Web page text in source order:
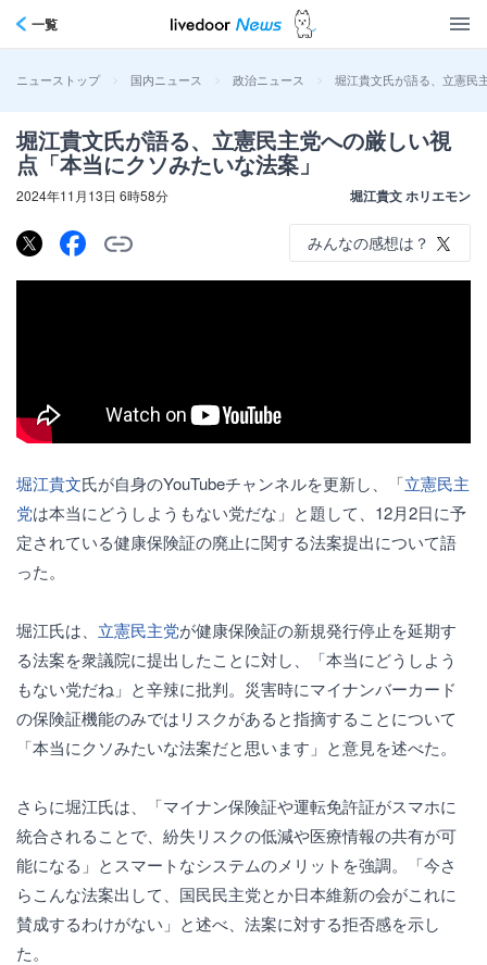
一覧
ニューストップ > 国内ニュース > 政治ニュース > 堀江貴文氏が語る、立憲民
堀江貴文氏が語る、立憲民主党への厳しい視
点「本当にクソみたいな法案」
2024年11月13日 6時58分 堀江貴文 ホリエモン
みんなの感想は？
堀江貴文氏が自身のYouTubeチャンネルを更新し、「立憲民主
党は本当にどうしようもない党だな」と題して、12月2日に予
定されている健康保険証の廃止に関する法案提出について語
った。
堀江氏は、 立憲民主党が健康保険証の新規発行停止を延期す
る法案を衆議院に提出したことに対し、「本当にどうしよう
もない党だね」と辛辣に批判。災害時にマイナンバーカード
の保険証機能のみではリスクがあると指摘することについて
「本当にクソみたいな法案だと思います」と意見を述べた。
さらに堀江氏は、「マイナン保険証や運転免許証がスマホに
統合されることで、紛失リスクの低減や医療情報の共有が可
能になる」とスマートなシステムのメリットを強調。「今さ
らこんな法案出して、国民民主党とか日本維新の会がこれに
賛成するわけがない」と述べ、法案に対する拒否感を示し
た。